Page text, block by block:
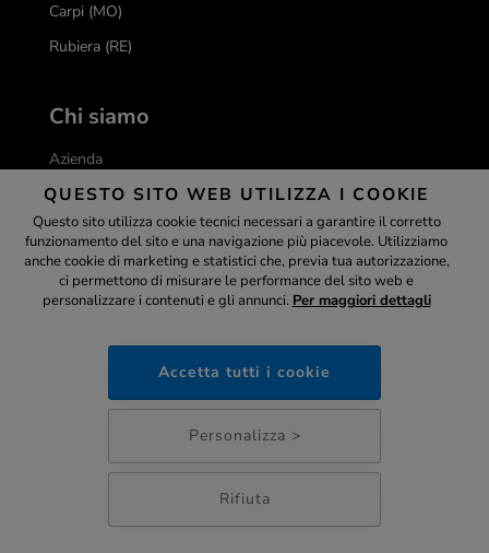
Carpi (MO)
Rubiera (RE)
Chi siamo
Azienda
Lavora con noi
Convenzioni
Blog
FAQ
Garanzie
Garanzia lenti progressive
Assistente
ottica-lux.it
QUESTO SITO WEB UTILIZZA I COOKIE
Questo sito utilizza cookie tecnici necessari a garantire il corretto
funzionamento del sito e una navigazione più piacevole. Utilizziamo
anche cookie di marketing e statistici che, previa tua autorizzazione,
ci permettono di misurare le performance del sito web e
personalizzare i contenuti e gli annunci. Per maggiori dettagli
Accetta tutti i cookie
Rifiuta
Personalizza >